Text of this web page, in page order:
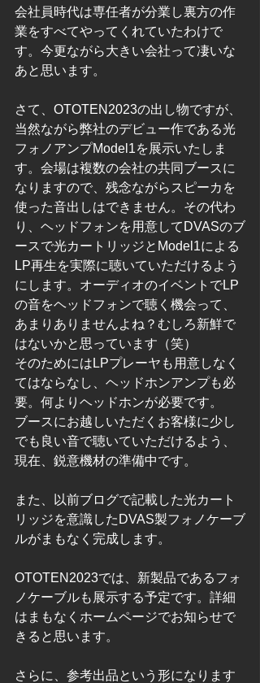
会社員時代は専任者が分業し裏方の作
業をすべてやってくれていたわけで
す。今更ながら大きい会社って凄いな
あと思います。
さて、OTOTEN2023の出し物ですが、
当然ながら弊社のデビュー作である光
フォノアンプModel1を展示いたしま
す。会場は複数の会社の共同ブースに
なりますので、残念ながらスピーカを
使った音出しはできません。その代わ
り、ヘッドフォンを用意してDVASのブ
ースで光カートリッジとModel1による
LP再生を実際に聴いていただけるよう
にします。オーディオのイベントでLP
の音をヘッドフォンで聴く機会って、
あまりありませんよね？むしろ新鮮で
はないかと思っています（笑）
そのためにはLPプレーヤも用意しなく
てはならなし、ヘッドホンアンプも必
要。何よりヘッドホンが必要です。
ブースにお越しいただくお客様に少し
でも良い音で聴いていただけるよう、
現在、鋭意機材の準備中です。
また、以前ブログで記載した光カート
リッジを意識したDVAS製フォノケーブ
ルがまもなく完成します。
OTOTEN2023では、新製品であるフォ
ノケーブルも展示する予定です。詳細
はまもなくホームページでお知らせで
きると思います。
さらに、参考出品という形になります